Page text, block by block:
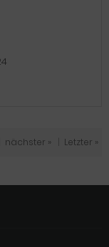
nächster » Letzter »